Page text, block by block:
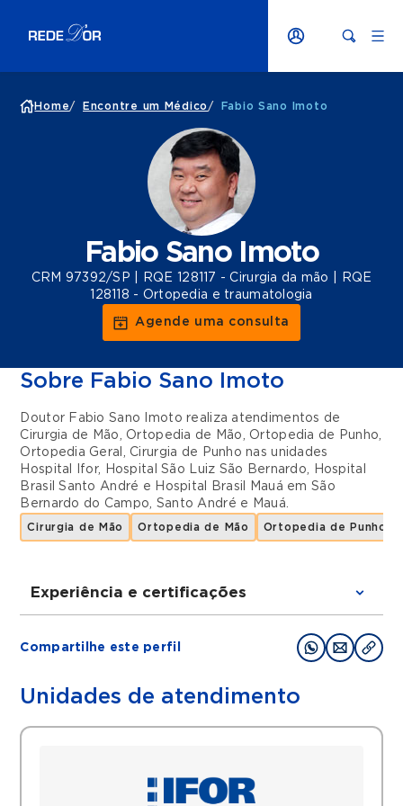
Home/ Encontre um Médico / Fabio Sano Imoto
Fabio Sano Imoto
CRM 97392/SP | RQE 128117 - Cirurgia da mão | RQE
128118 - Ortopedia e traumatologia
Agende uma consulta
Sobre Fabio Sano Imoto
Doutor Fabio Sano Imoto realiza atendimentos de
Cirurgia de Mão, Ortopedia de Mão, Ortopedia de Punho,
Ortopedia Geral , Cirurgia de Punho nas unidades
Hospital Ifor, Hospital São Luiz São Bernardo,
Hospital
Brasil Santo André e Hospital Brasil Mauá emSão
Bernardo do Campo, Santo André e Mauá.
Cirurgia de Mão Ortopedia de Mão Ortopedia de Punho
Experiência e certificações
microcirurgia no instituto de ortopedia e
faculdade de medicina de São Paulo
no IOTHCFMUSP
Compartilhe este perfil
Unidades de atendimento